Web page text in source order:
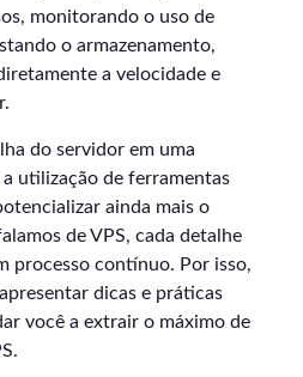
monitorando o uso de
o armazenamento,
a velocidade e
do servidor em uma
a utilização de ferramentas
ainda mais o
de VPS, cada detalhe
processo contínuo. Por isso,
dicas e práticas
você a extrair o máximo de